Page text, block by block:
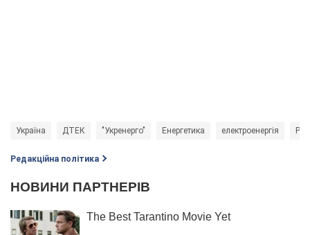
Україна ДТЕК "Укренерго" Енергетика електроенергія
Редакційна політика